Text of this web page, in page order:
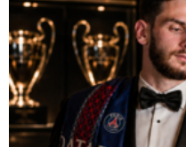
ვაშინგტონს
მედიის ცნობით,
ჰეგსეთს